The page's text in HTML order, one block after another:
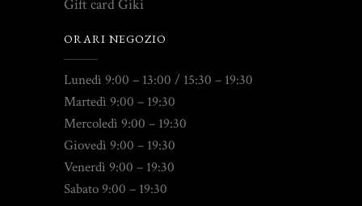
Gift card Giki
ORARI NEGOZIO
Lunedì 9:00 – 13:00 / 15:30 – 19:30
Martedì 9:00 – 19:30
Mercoledì 9:00 – 19:30
Giovedì 9:00 – 19:30
Venerdì 9:00 – 19:30
Sabato 9:00 – 19:30